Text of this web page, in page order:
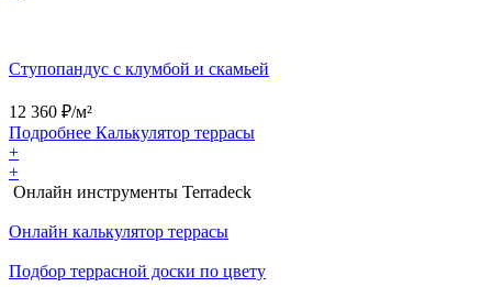
Ступопандус с клумбой и скамьей
12 360 ₽/м²
Подробнее Калькулятор террасы
+
+
Онлайн инструменты Terradeck
Онлайн калькулятор террасы
Подбор террасной доски по цвету